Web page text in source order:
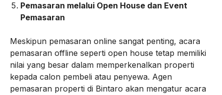
Pemasaran melalui Open House dan Event
Pemasaran
Meskipun pemasaran online sangat penting, acara
pemasaran offline seperti open house tetap memiliki
nilai yang besar dalam memperkenalkan properti
kepada calon pembeli atau penyewa. Agen
pemasaran properti di Bintaro akan mengatur acara